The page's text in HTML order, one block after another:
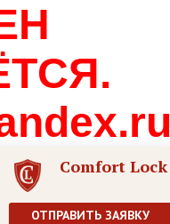
Comfort Lock
ОТПРАВИТЬ ЗАЯВКУ